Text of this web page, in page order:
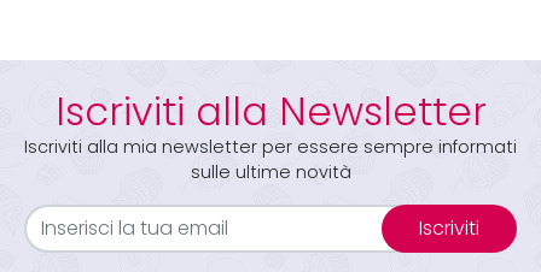
Iscriviti alla Newsletter
Iscriviti alla mia newsletter per essere sempre informati
sulle ultime novità
Iscriviti